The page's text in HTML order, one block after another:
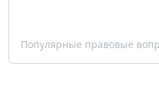
Популярные правовые